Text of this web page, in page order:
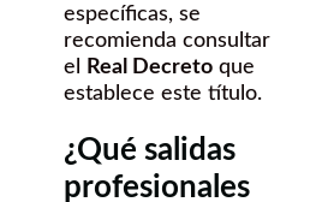
específicas, se
recomienda consultar
el
Real Decreto que
establece este título.
¿Qué salidas
profesionales